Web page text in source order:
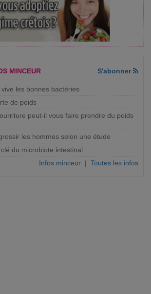
MINCEUR S'abonner
les bonnes bactéries
de poids
peut-il vous faire prendre du poids
les hommes selon une étude
du microbiote intestinal
Infos minceur | Toutes les infos